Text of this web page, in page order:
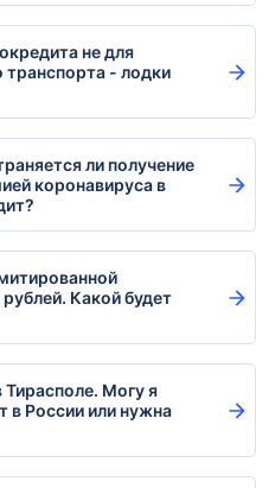
не для
транспорта - лодки
ли получение
коронавируса в
Какой будет
Могу я
в России или нужна